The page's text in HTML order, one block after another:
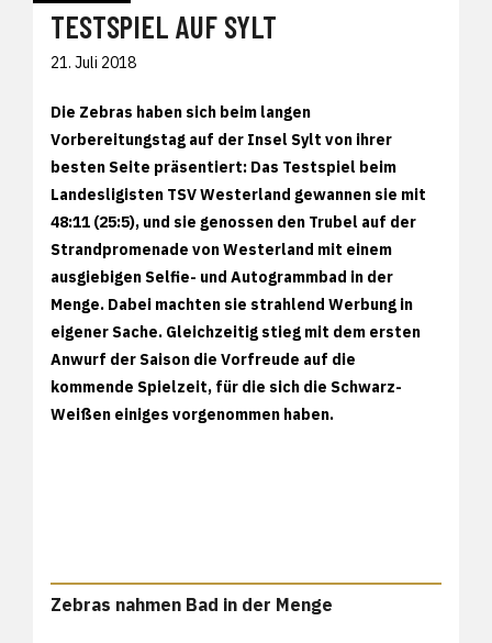
TESTSPIEL AUF SYLT
21. Juli 2018
Die Zebras haben sich beim langen
Vorbereitungstag auf der Insel Sylt von ihrer
besten Seite präsentiert: Das Testspiel beim
Landesligisten TSV Westerland gewannen sie mit
48:11 (25:5), und sie genossen den Trubel auf der
Strandpromenade von Westerland mit einem
ausgiebigen Selfie- und Autogrammbad in der
Menge. Dabei machten sie strahlend Werbung in
eigener Sache. Gleichzeitig stieg mit dem ersten
Anwurf der Saison die Vorfreude auf die
kommende Spielzeit, für die sich die Schwarz-
Weißen einiges vorgenommen haben.
Zebras nahmen Bad in der Menge